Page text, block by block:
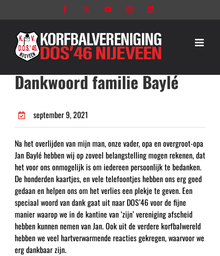
naar
Facebook YouTubeInstagram
Dankwoord familie Baylé
september 9, 2021
Na het overlijden van mijn man, onze vader, opa en overgroot-opa
Jan Baylé hebben wij op zoveel belangstelling mogen rekenen, dat
het voor ons onmogelijk is om iedereen persoonlijk te bedanken.
De honderden kaartjes, en vele telefoontjes hebben ons erg goed
gedaan en helpen ons om het verlies een plekje te geven. Een
speciaal woord van dank gaat uit naar DOS’46 voor de fijne
manier waarop we in de kantine van ‘zijn’ vereniging afscheid
hebben kunnen nemen van Jan. Ook uit de verdere korfbalwereld
hebben we veel hartverwarmende reacties gekregen, waarvoor we
erg dankbaar zijn.